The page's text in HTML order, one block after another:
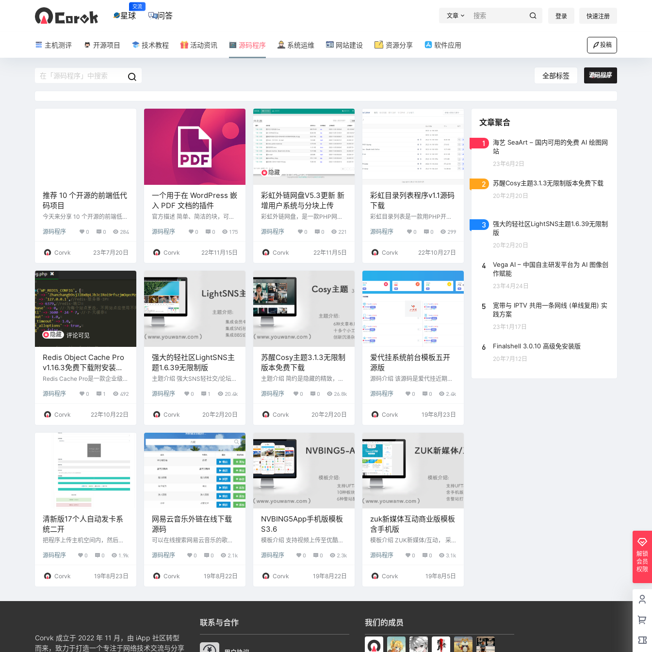
星球
交流
问答 文章 登录 快速注册
主机测评 开源项目 技术教程 活动资讯 源码程序 系统运维 网站建设 资源分享 软件应用 投稿
全部标签 源码程序
推荐 10 个开源的前端低代
码项目
今天来分享 10 个开源的前端低代
个使用 Vue3 搭建的低代码数据
元素封装为基础组件，无需编写
代码即可完成业务需求。它的技
Vite2 + NaiveUI + ECharts5 + A
xios + Pinia2 + PlopJS。 Gite
源码程序 0 0 284
Corvk 23年7月20日
一个用于在 WordPress 嵌
入 PDF 文档的插件
官方描述 简单、简洁的块，可轻
ss 网站。100% 免费、完全响应
从您的媒体库中快速添加 PDF，
或粘贴 URL。这个 PDF 块的灵感
F URL（从媒体库，或手动复制/
粘贴）– 显示或隐藏 PDF 工具栏–
控制 …
源码程序 0 0 175
Corvk 22年11月15日
隐藏 评论可见
彩虹外链网盘V5.3更新 新
增用户系统与分块上传
彩虹外链网盘，是一款PHP网盘
文件的上传，可以生成文件外
生成外链同时自动生成相应的UB
B代码和HTML代码，还可支持文
一个图床亦或是音乐在线试听网
站。新版本支持对接阿里云OS
S、腾讯云COS、华为云OBS、
又拍云、七牛云等云存储，同时
增加了图片违规检测功能。 更新
记录：V5.3：1.新增用…
源码程序 0 0 221
Corvk 22年11月5日
彩虹目录列表程序v1.1源码
下载
彩虹目录列表是一款用PHP开发
安装简单，使用方便。界面布局
了3.0版本，但是很多人还想要P
HP版的，所以就发在这里了。 功
音频、文本文件、Markdown文
下的README.md文件并展示
（类GitHub）· 后台管理…
源码程序 0 0 299
Corvk 22年10月27日
隐藏 评论可见
Redis Object Cache Pro
v1.16.3免费下载附安装教
程
Redis Cache Pro是一款企业级的
件，Object Cache Pro已针对Wo
优化，与WordPress本身紧密集
成，并且仪表板小部件使交互变
之后，直接后台插件把原本插件
卸载，上传最新插件即可，然后
以下代码上传至后台wp-config.p
hp顶部 define('WP_…
源码程序 0 1 492
Corvk 22年10月22日
强大的轻社区LightSNS主
题1.6.39无限制版
主题介绍 强大SNS轻社交/论坛w
一手打造的轻社交SNS主题，自
吧等模块，无需额外插件，细节
也做的非常强大，目前你看到的
象，你也可以不把他当作一个主
题。因为LightSNS已经超出了主
题的定义。LightSNS 主打轻社
交，用户互动，完全打破个人网
站的为了产生内容而产生内容的
僵局。让网站更具人气…
源码程序 0 1 20.4k
Corvk 20年2月20日
苏醒Cosy主题3.1.3无限制
版本免费下载
主题介绍 简约是隐藏的精致，平
计，更完美的用户体验——Cosy
多功能的WordPress主题 cosy主
题，丰富的布局以及令人赞叹的
示；跨屏响应式布局，自动适应
手机、平板、电脑等设备。 Cosy
主题 独创分享功能Bigger share-
社交分享2.0，每篇文章可生成一
张封面图片， 在微…
源码程序 0 0 26.8k
Corvk 20年2月20日
爱代挂系统前台模板五开
源版
源码介绍 该源码是爱代挂近期更
门，请放心使用。 有技术的小伙
开源版本功能和官方相同，并增
添引导删除的功能 同时可自定义
器 导入xsdg.sql到数据库，然后
配置ini.php 后台地址 /cloud/ 账
号admin 密码123456 密码直接
通过数据库修改 其余后台配置即
可 …
源码程序 0 0 2.4k
Corvk 19年8月23日
清新版17个人自动发卡系
统二开
把程序上传主机空间内，然后解
完后，吧数据库导入，名字：数
据库内！
源码程序 0 0 1.9k
Corvk 19年8月23日
网易云音乐外链在线下载
源码
可以在线搜索网易云音乐的歌
源码程序
0 0 2.1k
Corvk 19年8月22日
NVBING5App手机版模板
S3.6
模板介绍 支持视频上传至优酷云
内容页视频、MP3解析播放 支持
码、绑定、认证发帖回帖 10种版
块样式：朋友圈、新闻、图库、
（不断更新），快捷快速的打造
模版采用全局图片延时加载功
源码程序 0 0 2.3k
Corvk 19年8月22日
zuk新媒体互动商业版模板
含手机版
模板介绍 ZUK新媒体/互动， 采
念，希望能帮到广大站长。 演示
rdz.cn/display/zukin/portal.php]
点击查看演示站[/link] 基本安装 1
改方法 1 替换logo等图片文件在
及文…
源码程序 0 0 3.1k
Corvk 19年8月5日
文章聚合
1
海艺 SeaArt – 国内可用的免费 AI 绘图网
站
23年6月2日
2 苏醒Cosy主题3.1.3无限制版本免费下载
20年2月20日
3
强大的轻社区LightSNS主题1.6.39无限制
版
20年2月20日
4
Vega AI – 中国自主研发平台为 AI 图像创
作赋能
23年4月24日
5
宽带与 IPTV 共用一条网线 (单线复用) 实
践方案
23年1月17日
6 Finalshell 3.0.10 高级免安装版
20年7月12日
解锁
会员
权限
Corvk 成立于 2022 年 11 月，由 iApp 社区转型
而来，致力于打造一个专注于网络技术交流与分享
联系与合作 我们的成员